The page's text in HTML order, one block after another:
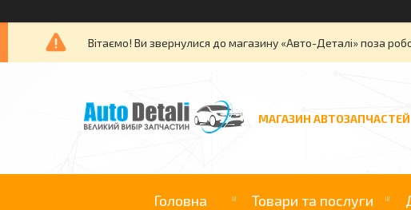
Вітаємо! Ви звернулися до магазину «Авто-Деталі» поза
МАГАЗИН АВТОЗАПЧАСТЕЙ
Головна Товари та послуги